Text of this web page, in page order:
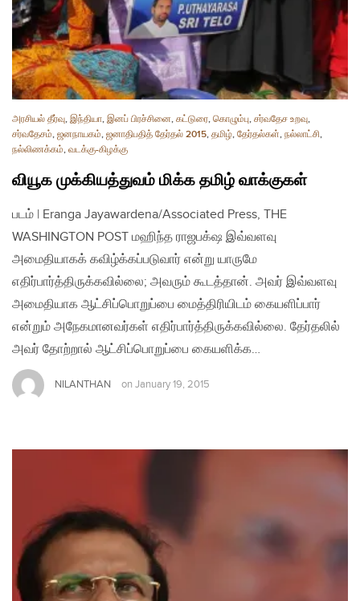
அரசியல் தீர்வு, இந்தியா, இனப் பிரச்சினை, கட்டுரை, கொழும்பு, சர்வதேச உறவு,
சர்வதேசம், ஜனநாயகம், ஜனாதிபதித் தேர்தல் 2015, தமிழ், தேர்தல்கள், நல்லாட்சி,
நல்லிணக்கம், வடக்கு-கிழக்கு
வியூக முக்கியத்துவம் மிக்க தமிழ் வாக்குகள்
படம் | Eranga Jayawardena/Associated Press, THE
WASHINGTON POST மஹிந்த ராஜபக்‌ஷ இவ்வளவு
அமைதியாகக் கவிழ்க்கப்படுவார் என்று யாருமே
எதிர்பார்த்திருக்கவில்லை; அவரும் கூடத்தான். அவர் இவ்வளவு
அமைதியாக ஆட்சிப்பொறுப்பை மைத்திரியிடம் கையளிப்பார்
என்றும் அநேகமானவர்கள் எதிர்பார்த்திருக்கவில்லை. தேர்தலில்
அவர் தோற்றால் ஆட்சிப்பொறுப்பை கையளிக்க…
NILANTHAN on January 19, 2015